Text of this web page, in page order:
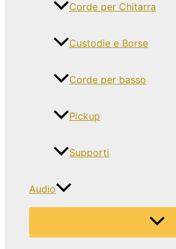
Corde per Chitarra
Custodie e Borse
Corde per basso
Pickup
Supporti
Audio